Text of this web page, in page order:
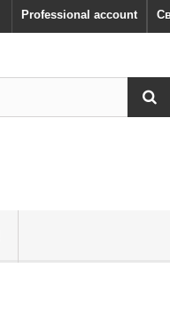
Professional account